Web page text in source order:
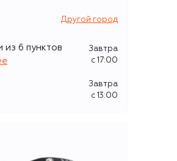
Другой город
6 пунктов
Завтра
c 17:00
Завтра
c 13:00